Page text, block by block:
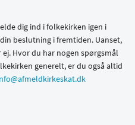
dig ind i folkekirken igen i
beslutning i fremtiden. Uanset,
Hvor du har nogen spørgsmål
generelt, er du også altid